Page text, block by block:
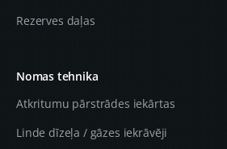
Rezerves daļas
Nomas tehnika
Atkritumu pārstrādes iekārtas
Linde dīzeļa / gāzes iekrāvēji